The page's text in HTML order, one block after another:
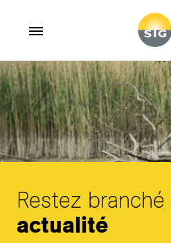
Aller au contenu principal
Restez branché
actualité